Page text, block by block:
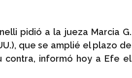
pidió a la jueza Marcia G.
que se amplié el plazo de
contra, informó hoy a Efe el